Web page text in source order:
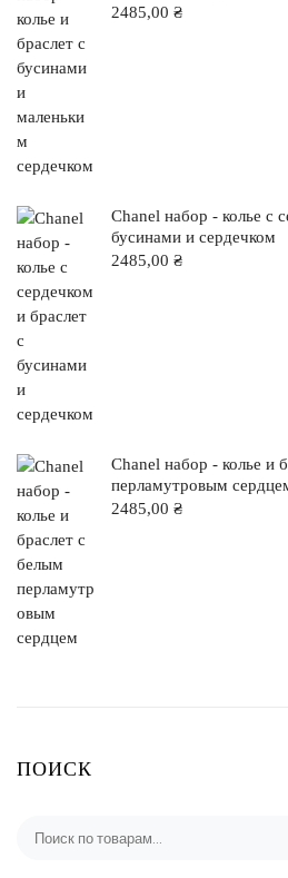
2485,00 ₴
Chanel набор - колье с
бусинами и сердечком
2485,00 ₴
Chanel набор - колье и
перламутровым
2485,00 ₴
ПОИСК